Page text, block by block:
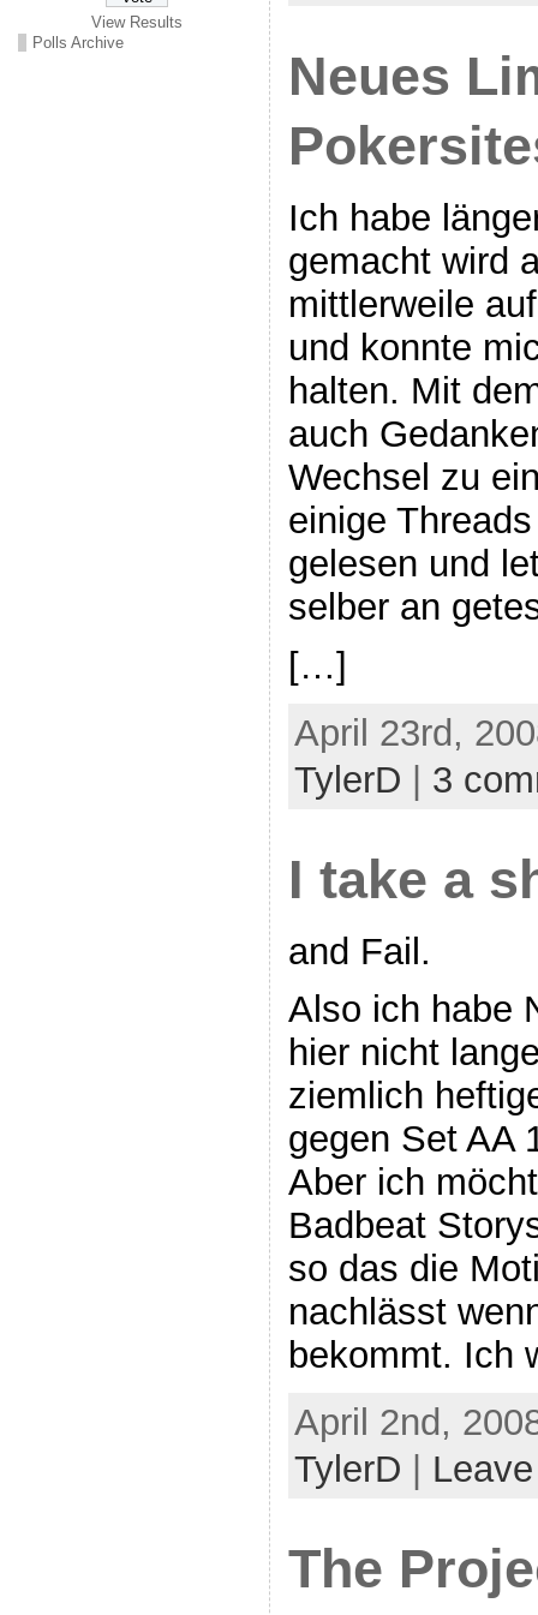
View Results
Polls Archive
Neues
Ich habe
gemacht wird
mittlerweile
und konnte
halten. Mit
auch
Wechsel zu
einige
gelesen und
selber an
[…]
April 23rd,
TylerD
3
I take a
and Fail.
Also ich habe
hier nicht
ziemlich
gegen Set AA
Aber ich
Badbeat
so das die
nachlässt
bekommt. Ich
April 2nd,
TylerD
The